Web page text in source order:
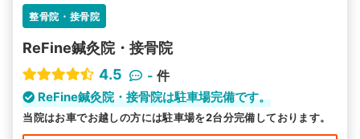
詳細条件で絞り込む
その他の検索方法
駅から探す 院名から探す
整骨院・接骨院
ReFine鍼灸院・接骨院
4.5
- 件
ReFine鍼灸院・接骨院は駐車場完備です。
当院はお車でお越しの方には駐車場を2台分完備しております。